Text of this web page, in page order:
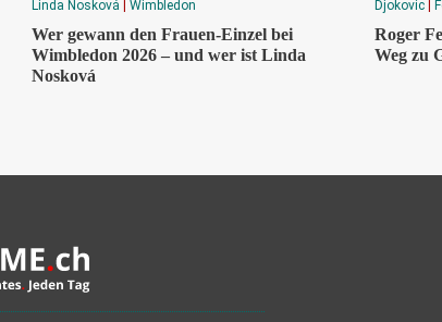
Linda Nosková Wimbledon
Wer gewann den Frauen-Einzel bei
Wimbledon 2026 – und wer ist Linda
Nosková
Djokovic
Roger
Weg zu